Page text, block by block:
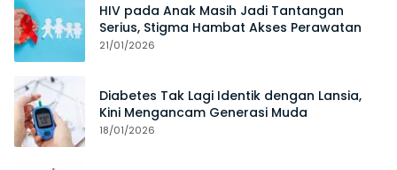
HIV pada Anak Masih Jadi Tantangan
Serius, Stigma Hambat Akses Perawatan
21/01/2026
Diabetes Tak Lagi Identik dengan Lansia,
Kini Mengancam Generasi Muda
18/01/2026